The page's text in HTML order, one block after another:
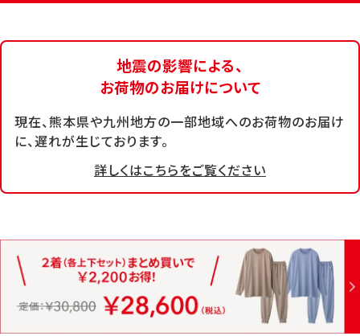
地震の影響による、
お荷物のお届けについて
現在、熊本県や九州地方の一部地域へのお荷物のお届け
に、遅れが生じております。
詳しくはこちらをご覧ください